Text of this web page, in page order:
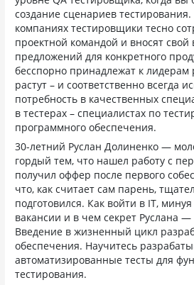
создание сценариев тестирования.
компаниях тестировщики тесно
проектной командой и вносят свой
предложений для конкретного
бесспорно принадлежат к лидерам
растут – и соответственно всегда
потребность в качественных
в тестерах – специалистах по
программного обеспечения.
30-летний Руслан Долиненко —
гордый тем, что нашел работу с
получил оффер после первого
что, как считает сам парень,
подготовился. Как войти в IT,
вакансии и в чем секрет Руслана
Введение в жизненный цикл
обеспечения. Научитесь
автоматизированные тесты для
тестирования.